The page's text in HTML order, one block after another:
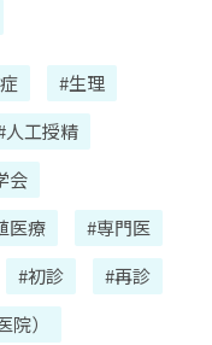
#生理
人工授精
会
医療
#専門医
#初診
#再診
）